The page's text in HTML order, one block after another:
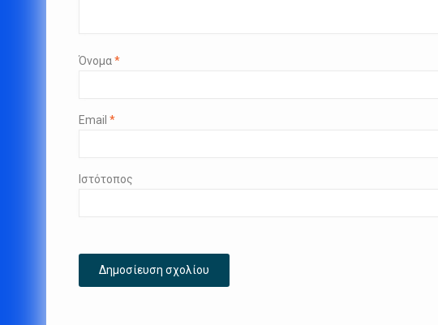
Όνομα*
Email *
Ιστότοπος